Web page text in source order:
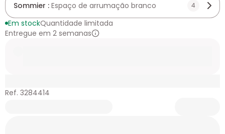
Sommier : Espaço de arrumação branco 4
Em stockQuantidade limitada
Entregue em 2 semanas
Ref. 3284414